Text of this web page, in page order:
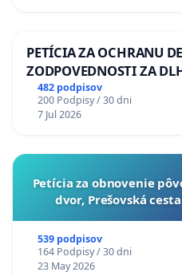
PETÍCIA ZA OCHRANU
ZODPOVEDNOSTI ZA
A ZLYHANIE ŠTÁTU
482 podpisov
200 Podpisy / 30 dni
7 Jul 2026
​Petícia za obnovenie
dvor, Prešovská
539 podpisov
164 Podpisy / 30 dni
23 May 2026